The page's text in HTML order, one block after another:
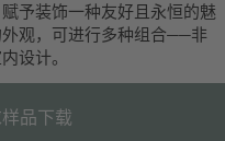
予装饰一种友好且永恒的魅
观，可进行多种组合——非
设计。
品下载